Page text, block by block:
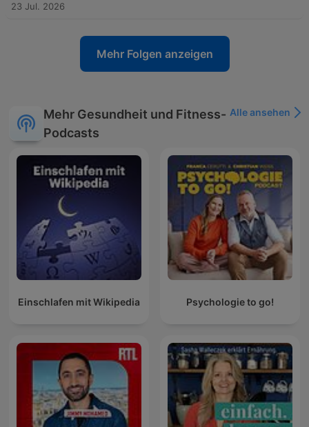
23 Jul. 2026
Mehr Folgen anzeigen
Mehr Gesundheit und Fitness-
Podcasts
Alle ansehen
Einschlafen mit Wikipedia Psychologie to go!